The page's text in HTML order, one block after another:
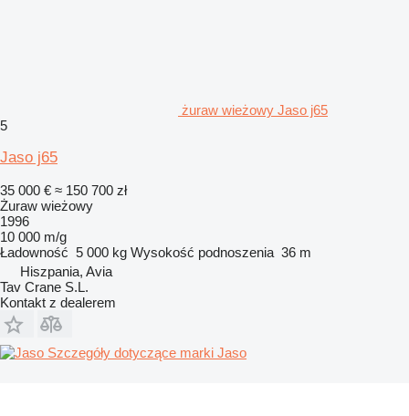
żuraw wieżowy Jaso j65
5
Jaso j65
35 000 € ≈ 150 700 zł
Żuraw wieżowy
1996
10 000 m/g
Ładowność 5 000 kg Wysokość podnoszenia 36 m
Hiszpania, Avia
Tav Crane S.L.
Kontakt z dealerem
Szczegóły dotyczące marki Jaso